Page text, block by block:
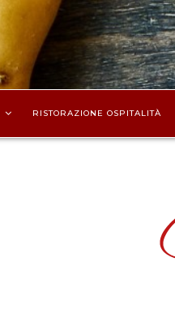
RISTORAZIONE OSPITALITÀ